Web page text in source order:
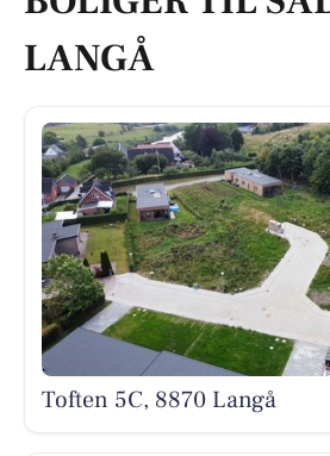
LANGÅ
Toften 5C, 8870 Langå